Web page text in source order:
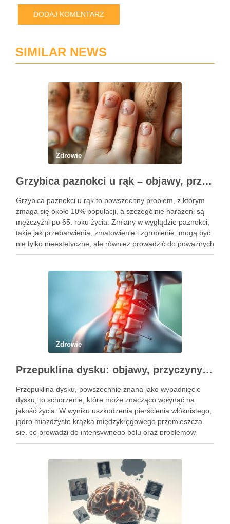
SIMILAR NEWS
Zdrowie
Grzybica paznokci u rąk – objawy, przyczyny i skuteczne leczenie
Grzybica paznokci u rąk to powszechny problem, z którym
zmaga się około 10% populacji, a szczególnie narażeni są
mężczyźni po 65. roku życia. Zmiany w wyglądzie paznokci,
takie jak przebarwienia, zmatowienie i zgrubienie, mogą być
nie tylko nieestetyczne, ale również prowadzić do poważnych
konsekwencji zdrowotnych. Infekcje te są wywoływane przez
Zdrowie
Przepuklina dysku: objawy, przyczyny i metody leczenia
Przepuklina dysku, powszechnie znana jako wypadnięcie
dysku, to schorzenie, które może znacząco wpłynąć na
jakość życia. W wyniku uszkodzenia pierścienia włóknistego,
jądro miażdżyste krążka międzykręgowego przemieszcza
się, co prowadzi do intensywnego bólu oraz problemów
neurologicznych. Częstość występowania tego schorzenia